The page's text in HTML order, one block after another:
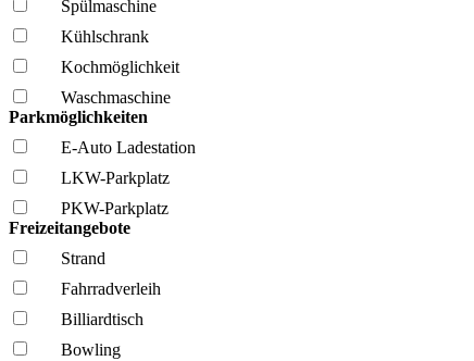
Spül­maschine
Kühl­schrank
Kochmöglich­keit
Wasch­maschine
Parkmöglichkeiten
E-Auto Ladestation
LKW-Parkplatz
PKW-Parkplatz
Freizeitangebote
Strand
Fahrrad­verleih
Billiardtisch
Bowling